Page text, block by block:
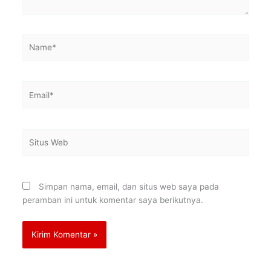
Web
Simpan nama, email, dan situs web saya pada
peramban ini untuk komentar saya berikutnya.